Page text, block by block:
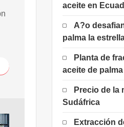
aceite en
A?o
palma la
Planta de
aceite de
Precio de la
Sudáfrica
Extracción